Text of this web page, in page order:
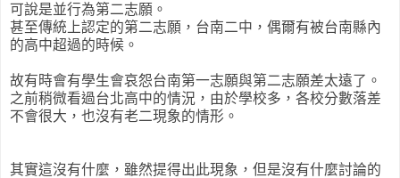
可說是並行為第二志願。
甚至傳統上認定的第二志願，台南二中，偶爾有被台南縣內
的高中超過的時候。
故有時會有學生會哀怨台南第一志願與第二志願差太遠了。
之前稍微看過台北高中的情況，由於學校多，各校分數落差
不會很大，也沒有老二現象的情形。
其實這沒有什麼，雖然提得出此現象，但是沒有什麼討論的